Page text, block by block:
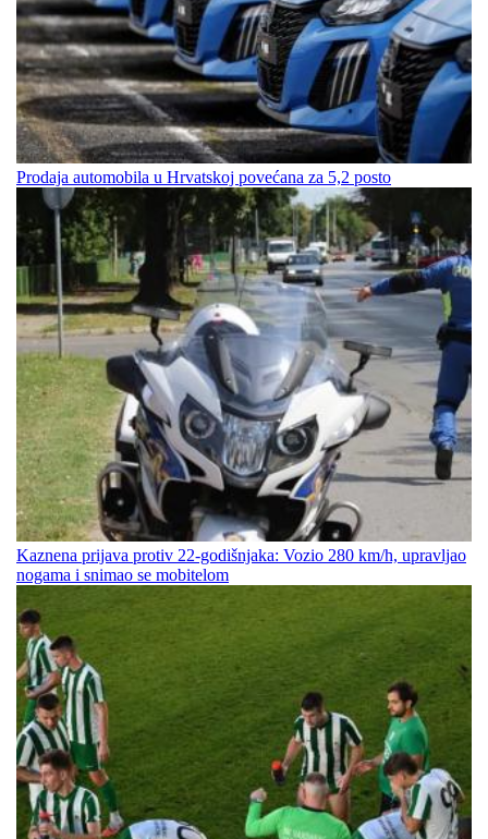
Prodaja automobila u Hrvatskoj povećana za 5,2 posto
Kaznena prijava protiv 22-godišnjaka: Vozio 280 km/h, upravljao
nogama i snimao se mobitelom